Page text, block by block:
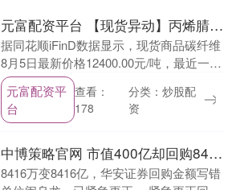
元富配资平台 【现货异动】丙烯腈30天上涨27.18%！低空经济+商业航天需求放量，供应收缩推升报价
据同花顺iFinD数据显示，现货商品碳纤维
8月5日最新价格12400.00元/吨，最近一周
上涨10.71%，一个月累计上涨27.18%。
碳纤维现货价格趋势 2....
元富配资平
台
查看：
178
分类：炒股配
资
中博策略官网 市值400亿却回购8416亿？ 上市公司公告上演\＂万倍乌龙\＂
8416万变8416亿，华安证券回购金额写错